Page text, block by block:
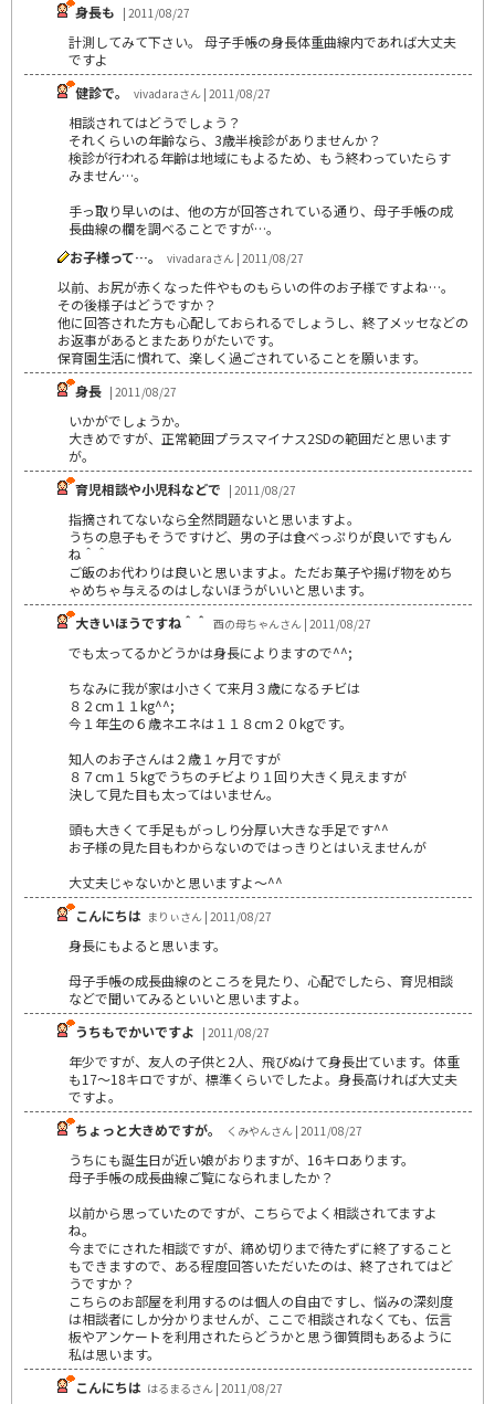
身長も | 2011/08/27
計測してみて下さい。 母子手帳の身長体重曲線内であれば大丈夫
ですよ
健診で。
vivadaraさん | 2011/08/27
相談されてはどうでしょう？
それくらいの年齢なら、3歳半検診がありませんか？
検診が行われる年齢は地域にもよるため、もう終わっていたらす
みません…。
手っ取り早いのは、他の方が回答されている通り、母子手帳の成
長曲線の欄を調べることですが…。
お子様って…。
vivadaraさん | 2011/08/27
以前、お尻が赤くなった件やものもらいの件のお子様ですよね…。
その後様子はどうですか？
他に回答された方も心配しておられるでしょうし、終了メッセなどの
お返事があるとまたありがたいです。
保育園生活に慣れて、楽しく過ごされていることを願います。
身長 | 2011/08/27
いかがでしょうか。
大きめですが、正常範囲プラスマイナス2SDの範囲だと思います
が。
育児相談や小児科などで | 2011/08/27
指摘されてないなら全然問題ないと思いますよ。
うちの息子もそうですけど、男の子は食べっぷりが良いですもん
ね＾＾
ご飯のお代わりは良いと思いますよ。ただお菓子や揚げ物をめち
ゃめちゃ与えるのはしないほうがいいと思います。
大きいほうですね＾＾ 酉の母ちゃんさん | 2011/08/27
でも太ってるかどうかは身長によりますので^^;
ちなみに我が家は小さくて来月３歳になるチビは
８２cm１１kg^^;
今１年生の６歳ネエネは１１８cm２０kgです。
知人のお子さんは２歳１ヶ月ですが
８７cm１５kgでうちのチビより１回り大きく見えますが
決して見た目も太ってはいません。
頭も大きくて手足もがっしり分厚い大きな手足です^^
お子様の見た目もわからないのではっきりとはいえませんが
大丈夫じゃないかと思いますよ～^^
こんにちは まりぃさん | 2011/08/27
身長にもよると思います。
母子手帳の成長曲線のところを見たり、心配でしたら、育児相談
などで聞いてみるといいと思いますよ。
うちもでかいですよ | 2011/08/27
年少ですが、友人の子供と2人、飛びぬけて身長出ています。体重
も17～18キロですが、標準くらいでしたよ。身長高ければ大丈夫
ですよ。
ちょっと大きめですが。
くみやんさん | 2011/08/27
うちにも誕生日が近い娘がおりますが、16キロあります。
母子手帳の成長曲線ご覧になられましたか？
以前から思っていたのですが、こちらでよく相談されてますよ
ね。
今までにされた相談ですが、締め切りまで待たずに終了すること
もできますので、ある程度回答いただいたのは、終了されてはど
うですか？
こちらのお部屋を利用するのは個人の自由ですし、悩みの深刻度
は相談者にしか分かりませんが、ここで相談されなくても、伝言
板やアンケートを利用されたらどうかと思う御質問もあるように
私は思います。
こんにちは はるまるさん | 2011/08/27